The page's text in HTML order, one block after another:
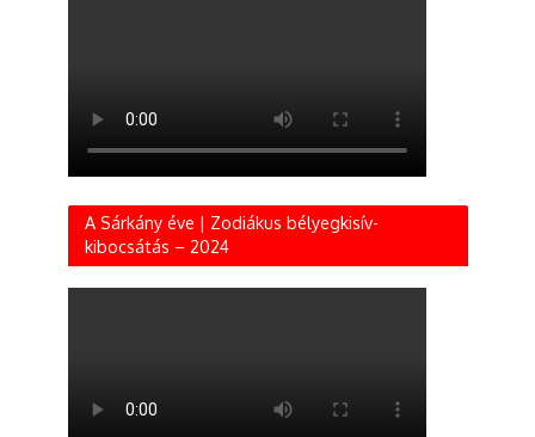
A Sárkány éve | Zodiákus bélyegkisív-
kibocsátás – 2024